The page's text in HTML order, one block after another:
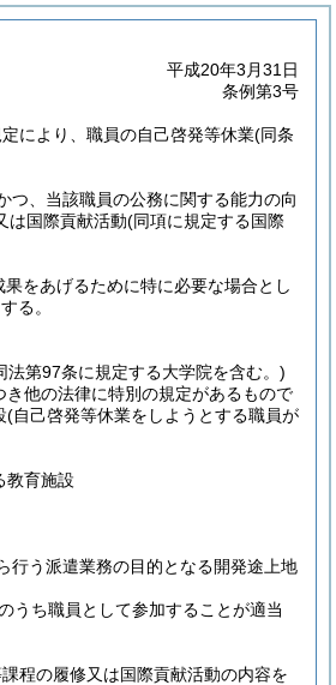
平成20年3月31日
条例第3号
により、職員の自己啓発等休業(同条
つ、当該職員の公務に関する能力の向
は国際貢献活動(同項に規定する国際
をあげるために特に必要な場合とし
る。
第97条に規定する大学院を含む。)
他の法律に特別の規定があるもので
(自己啓発等休業をしようとする職員が
教育施設
行う派遣業務の目的となる開発途上地
うち職員として参加することが適当
程の履修又は国際貢献活動の内容を